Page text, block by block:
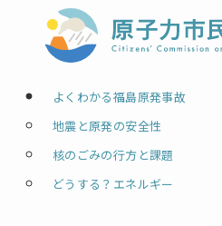
よくわかる福島原発事故
地震と原発の安全性
核のごみの行方と課題
どうする？エネルギー